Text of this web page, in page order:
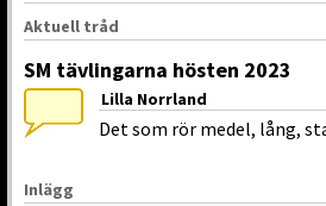
Aktuell tråd
SM tävlingarna hösten 2023
Lilla Norrland
Det som rör medel, lång,
Inlägg